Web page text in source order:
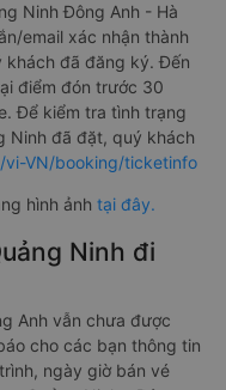
Ninh Đông Anh - Hà
email xác nhận thành
khách đã đăng ký. Đến
điểm đón trước 30
Để kiểm tra tình trạng
Ninh đã đặt, quý khách
VN/booking/ticketinfo
hình ảnh tại đây.
Ninh đi
Anh vẫn chưa được
cho các bạn thông tin
ngày giờ bán vé